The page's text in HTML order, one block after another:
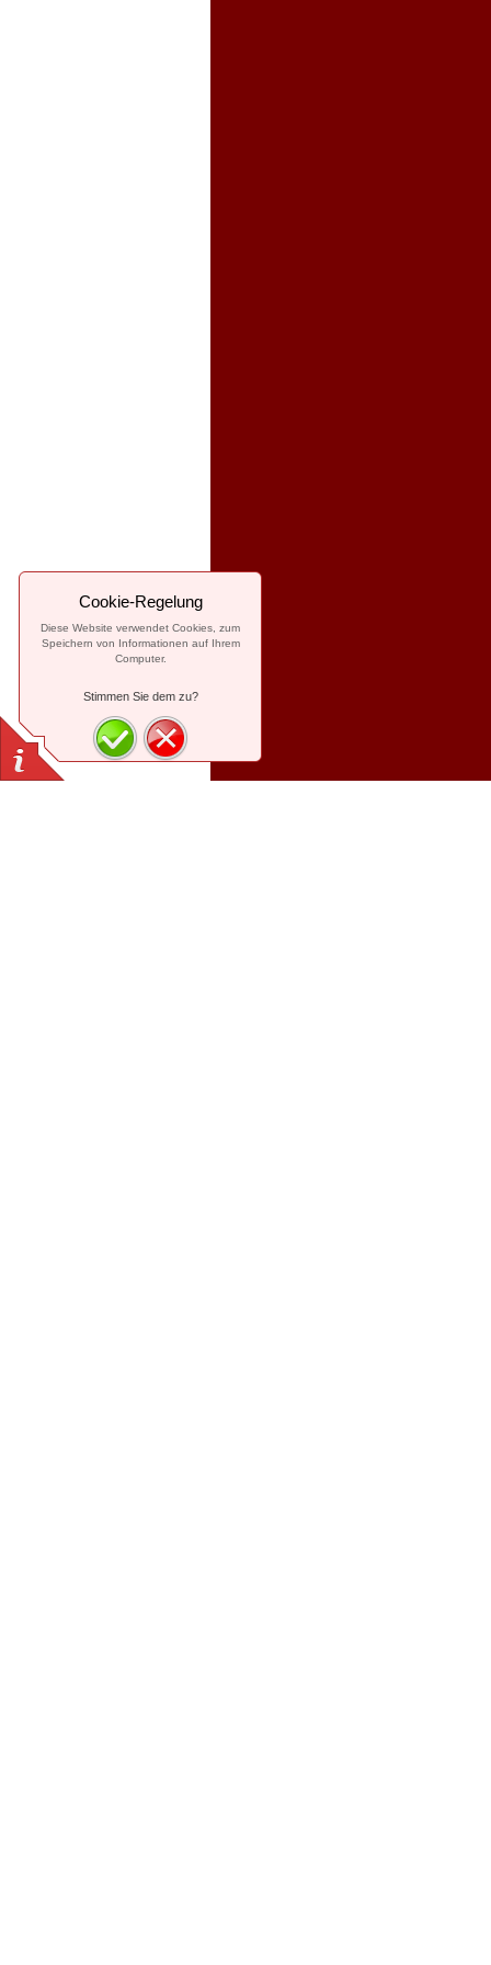
Cookie-Regelung
Diese Website verwendet Cookies, zum
Speichern von Informationen auf Ihrem
Computer.
Stimmen Sie dem zu?